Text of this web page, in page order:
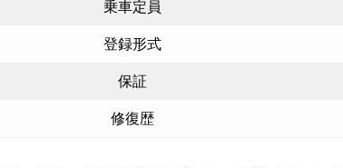
乗車定員
登録形式
保証
修復歴